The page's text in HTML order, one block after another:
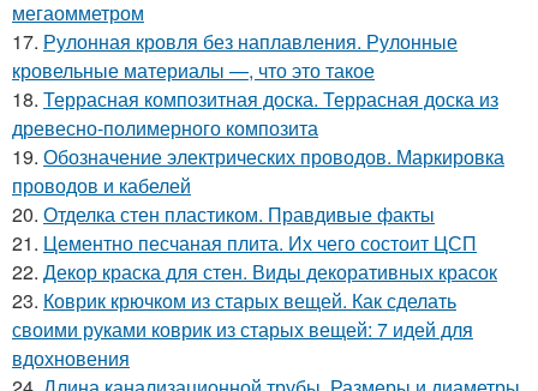
мегаомметром
17. Рулонная кровля без наплавления. Рулонные
кровельные материалы —, что это такое
18. Террасная композитная доска. Террасная доска из
древесно-полимерного композита
19. Обозначение электрических проводов. Маркировка
проводов и кабелей
20. Отделка стен пластиком. Правдивые факты
21. Цементно песчаная плита. Их чего состоит ЦСП
22. Декор краска для стен. Виды декоративных красок
23. Коврик крючком из старых вещей. Как сделать
своими руками коврик из старых вещей: 7 идей для
вдохновения